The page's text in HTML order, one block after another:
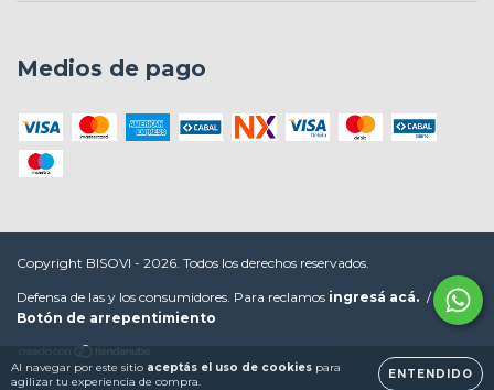
Al navegar por este sitio aceptás el uso de cookies para
agilizar tu experiencia de compra.
ENTENDIDO
Medios de pago
Copyright BISOVI - 2026. Todos los derechos reservados.
Defensa de las y los consumidores. Para reclamos ingresá acá. /
Botón de arrepentimiento